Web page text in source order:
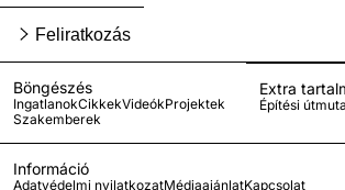
Feliratkozás
Böngészés
IngatlanokCikkekVideókProjektek
Szakemberek
Extra
Építési
Információ
Adatvédelmi nyilatkozatMédiaajánlatKapcsolat